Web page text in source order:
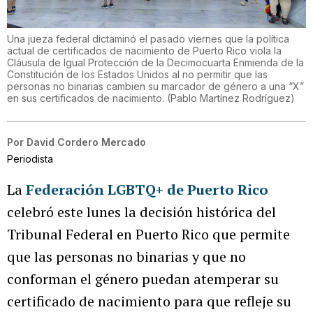
Una jueza federal dictaminó el pasado viernes que la política
actual de certificados de nacimiento de Puerto Rico viola la
Cláusula de Igual Protección de la Decimocuarta Enmienda de la
Constitución de los Estados Unidos al no permitir que las
personas no binarias cambien su marcador de género a una “X”
en sus certificados de nacimiento. (Pablo Martínez Rodríguez)
Por David Cordero Mercado
Periodista
LaFederación LGBTQ+ de Puerto Rico
celebró este lunes la decisión histórica del
Tribunal Federal en Puerto Rico que permite
que las personas no binarias y que no
conforman el género puedan atemperar su
certificado de nacimiento para que refleje su